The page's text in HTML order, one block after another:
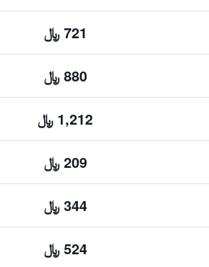
721 ﷼
880 ﷼
1,212 ﷼
209 ﷼
344 ﷼
524 ﷼